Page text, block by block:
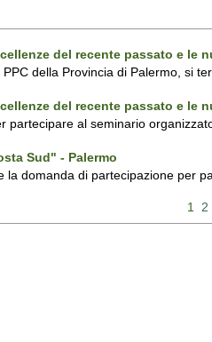
del recente passato e le
della Provincia di Palermo, si
del recente passato e le
partecipare al seminario
Sud" - Palermo
la domanda di partecipazione per
1 2